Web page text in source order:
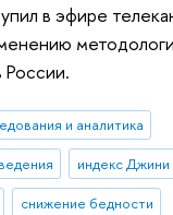
в эфире
и аналитика
индекс Джини
снижение бедности